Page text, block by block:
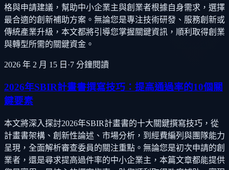
格與申請建議，幫助中小企業主與創業者根據自身需求，選擇
最合適的創新補助方案。無論您是專注技術研發、服務創新或
傳統產業升級，本文都將引導您掌握關鍵資訊，順利取得創業
與轉型所需的關鍵資金。
2026 年 2 月 15 日 ·7 分鐘閱讀
2026年SBIR計畫書撰寫技巧：提高通過率的10個關
鍵要素
本文將深入探討2026年SBIR計畫書的十大關鍵撰寫技巧，從
計畫書架構、創新性論述、市場分析，到經費編列與團隊能力
呈現，全面解析審查委員的關注重點。無論您是初次申請的創
業者，還是尋求提高過件率的中小企業主，本篇文章都能提供